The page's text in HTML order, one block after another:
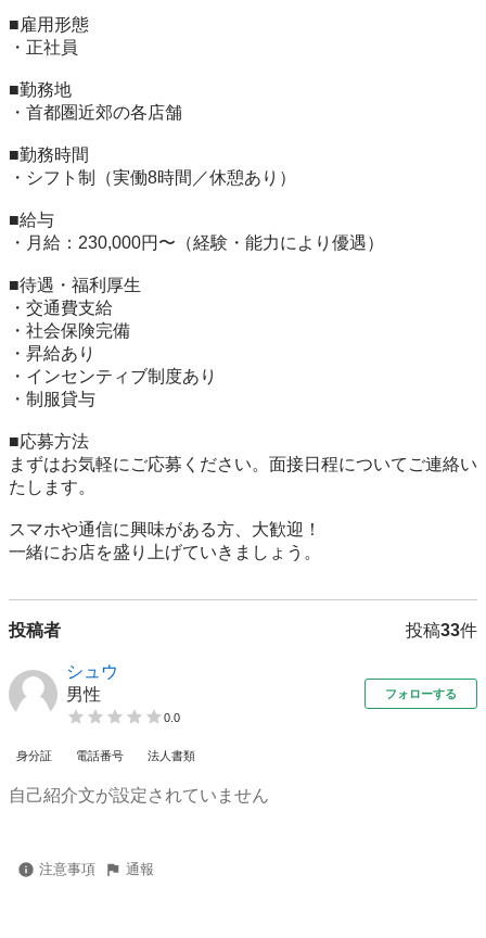
■雇用形態
・正社員
■勤務地
・首都圏近郊の各店舗
■勤務時間
・シフト制（実働8時間／休憩あり）
■給与
・月給：230,000円〜（経験・能力により優遇）
■待遇・福利厚生
・交通費支給
・社会保険完備
・昇給あり
・インセンティブ制度あり
・制服貸与
■応募方法
まずはお気軽にご応募ください。面接日程についてご連絡い
たします。
スマホや通信に興味がある方、大歓迎！
一緒にお店を盛り上げていきましょう。
投稿者 投稿33件
シュウ
男性
0.0
フォローする
身分証 電話番号 法人書類
自己紹介文が設定されていません
注意事項 通報